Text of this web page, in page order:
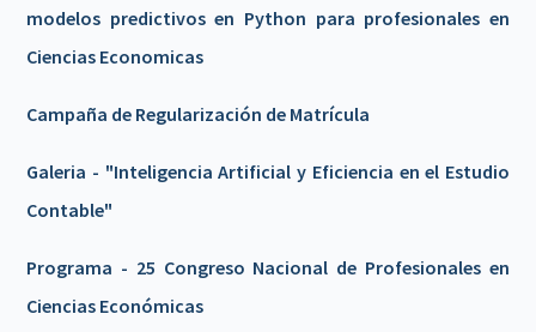
modelos predictivos en Python para profesionales en
Ciencias Economicas
Campaña de Regularización de Matrícula
Galeria - "Inteligencia Artificial y Eficiencia en el Estudio
Contable"
Programa - 25 Congreso Nacional de Profesionales en
Ciencias Económicas